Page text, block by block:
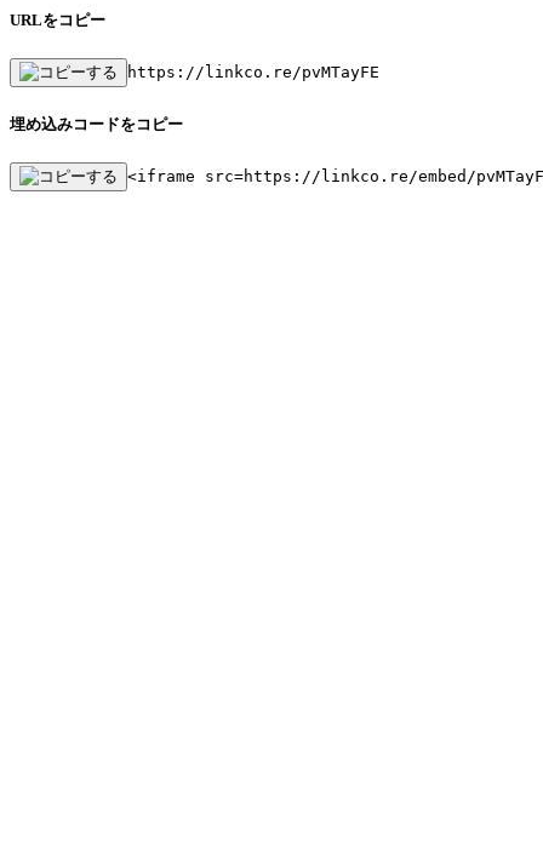
URLをコピー
https://linkco.re/pvMTayFE
埋め込みコードをコピー
<iframe src=https://linkco.re/embed/